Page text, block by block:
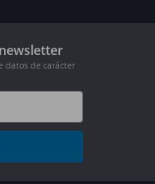
datos de carácter